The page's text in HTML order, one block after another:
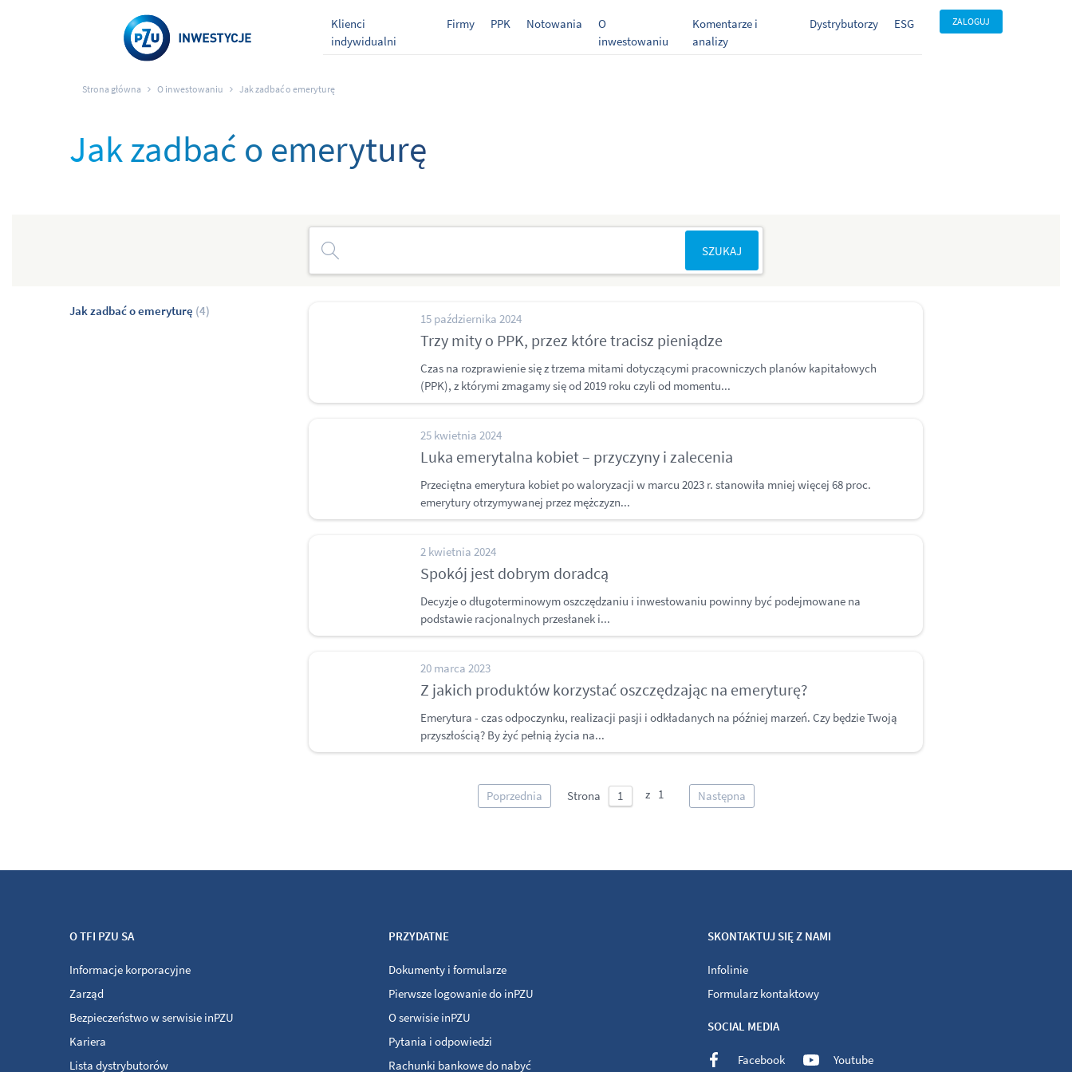
Klienci
indywidualni
Firmy PPK Notowania
O
inwestowaniu
Komentarze i
analizy
Dystrybutorzy ESG ZALOGUJ
Strona główna O inwestowaniu Jak zadbać o emeryturę
Jak zadbać o emeryturę
Jak zadbać o emeryturę (4)
15 października 2024
Trzy mity o PPK, przez które tracisz pieniądze
Czas na rozprawienie się z trzema mitami dotyczącymi pracowniczych planów kapitałowych
(PPK), z którymi zmagamy się od 2019 roku czyli od momentu...
25 kwietnia 2024
Luka emerytalna kobiet – przyczyny i zalecenia
Przeciętna emerytura kobiet po waloryzacji w marcu 2023 r. stanowiła mniej więcej 68 proc.
emerytury otrzymywanej przez mężczyzn...
2 kwietnia 2024
Spokój jest dobrym doradcą
Decyzje o długoterminowym oszczędzaniu i inwestowaniu powinny być podejmowane na
podstawie racjonalnych przesłanek i...
20 marca 2023
Z jakich produktów korzystać oszczędzając na emeryturę?
Emerytura - czas odpoczynku, realizacji pasji i odkładanych na później marzeń. Czy będzie Twoją
przyszłością? By żyć pełnią życia na...
Strona
Poprzednia Następna
O TFI PZU SA
Informacje korporacyjne
Zarząd
Bezpieczeństwo w serwisie inPZU
Kariera
Lista dystrybutorów
PRZYDATNE
Dokumenty i formularze
Pierwsze logowanie do inPZU
O serwisie inPZU
Pytania i odpowiedzi
Rachunki bankowe do nabyć
SKONTAKTUJ SIĘ Z NAMI
Infolinie
Formularz kontaktowy
SOCIAL MEDIA
Facebook Youtube